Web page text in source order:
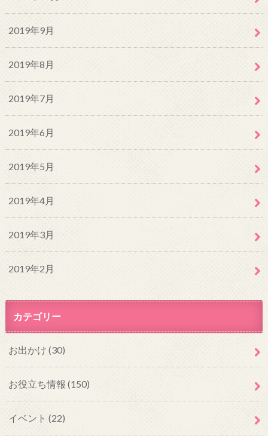
2019年9月
2019年8月
2019年7月
2019年6月
2019年5月
2019年4月
2019年3月
2019年2月
カテゴリー
お出かけ (30)
お役立ち情報 (150)
イベント (22)